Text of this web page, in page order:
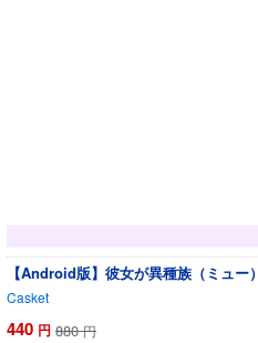
【Android版】彼女が異種族（ミュ
Casket
440 円 880 円